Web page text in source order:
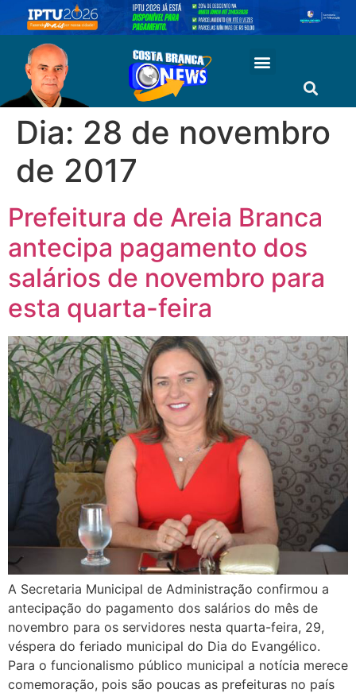
Dia: 28 de novembro
de 2017
Prefeitura de Areia Branca
antecipa pagamento dos
salários de novembro para
esta quarta-feira
A Secretaria Municipal de Administração confirmou a
antecipação do pagamento dos salários do mês de
novembro para os servidores nesta quarta-feira, 29,
véspera do feriado municipal do Dia do Evangélico.
Para o funcionalismo público municipal a notícia merece
comemoração, pois são poucas as prefeituras no país